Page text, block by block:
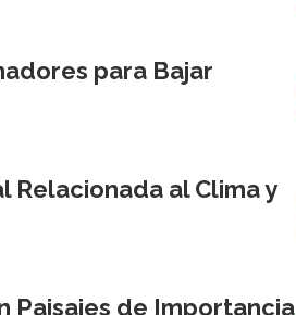
para Bajar
Relacionada al Clima y
Paisajes de Importancia